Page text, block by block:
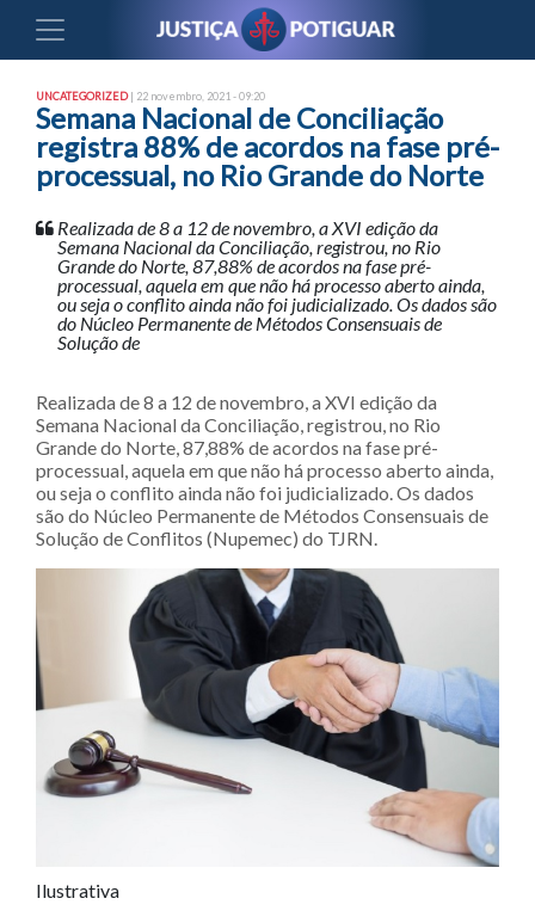
UNCATEGORIZED| 22 novembro, 2021 - 09:20
Semana Nacional de Conciliação
registra 88% de acordos na fase pré-
processual, no Rio Grande do Norte
Realizada de 8 a 12 de novembro, a XVI edição da
Semana Nacional da Conciliação, registrou, no Rio
Grande do Norte, 87,88% de acordos na fase pré-
processual, aquela em que não há processo aberto ainda,
ou seja o conflito ainda não foi judicializado. Os dados são
do Núcleo Permanente de Métodos Consensuais de
Solução de
Realizada de 8 a 12 de novembro, a XVI edição da
Semana Nacional da Conciliação, registrou, no Rio
Grande do Norte, 87,88% de acordos na fase pré-
processual, aquela em que não há processo aberto ainda,
ou seja o conflito ainda não foi judicializado. Os dados
são do Núcleo Permanente de Métodos Consensuais de
Solução de Conflitos (Nupemec) do TJRN.
Ilustrativa